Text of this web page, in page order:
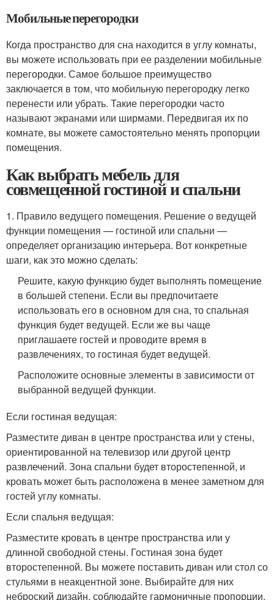
Мобильные перегородки
Когда пространство для сна находится в углу комнаты,
вы можете использовать при ее разделении мобильные
перегородки. Самое большое преимущество
заключается в том, что мобильную перегородку легко
перенести или убрать. Такие перегородки часто
называют экранами или ширмами. Передвигая их по
комнате, вы можете самостоятельно менять пропорции
помещения.
Как выбрать мебель для
совмещенной гостиной и спальни
1. Правило ведущего помещения. Решение о ведущей
функции помещения — гостиной или спальни —
определяет организацию интерьера. Вот конкретные
шаги, как это можно сделать:
Решите, какую функцию будет выполнять помещение
в большей степени. Если вы предпочитаете
использовать его в основном для сна, то спальная
функция будет ведущей. Если же вы чаще
приглашаете гостей и проводите время в
развлечениях, то гостиная будет ведущей.
Расположите основные элементы в зависимости от
выбранной ведущей функции.
Если гостиная ведущая:
Разместите диван в центре пространства или у стены,
ориентированной на телевизор или другой центр
развлечений. Зона спальни будет второстепенной, и
кровать может быть расположена в менее заметном для
гостей углу комнаты.
Если спальня ведущая:
Разместите кровать в центре пространства или у
длинной свободной стены. Гостиная зона будет
второстепенной. Вы можете поставить диван или стол со
стульями в неакцентной зоне. Выбирайте для них
неброский дизайн, соблюдайте гармоничные пропорции,